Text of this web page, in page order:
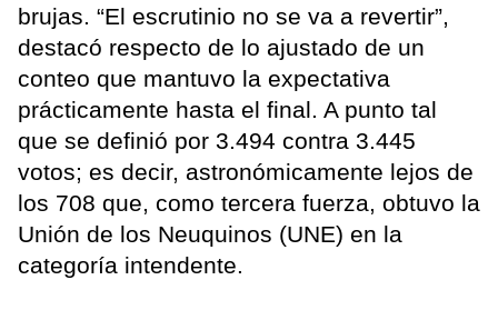
brujas. “El escrutinio no se va a revertir”,
destacó respecto de lo ajustado de un
conteo que mantuvo la expectativa
prácticamente hasta el final. A punto tal
que se definió por 3.494 contra 3.445
votos; es decir, astronómicamente lejos de
los 708 que, como tercera fuerza, obtuvo la
Unión de los Neuquinos (UNE) en la
categoría intendente.